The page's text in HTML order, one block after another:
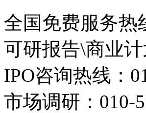
全国免费服务热
可研报告\商业计
IPO咨询热线：
市场调研： 010-